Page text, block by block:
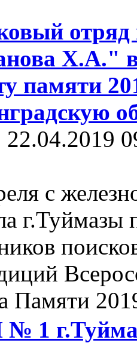
Х.А."
памяти
22.04.2019
с
г.Туймазы
Памяти
1